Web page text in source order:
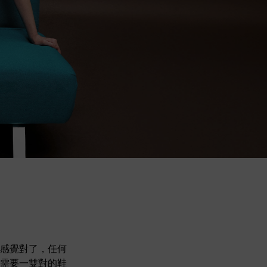
覺對了，任何
要一雙對的鞋